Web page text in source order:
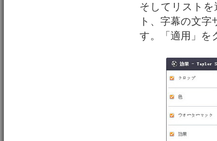
そしてリストを
ト、字幕の文
す。「適用」を